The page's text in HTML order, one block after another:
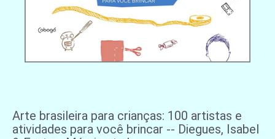
Arte brasileira para crianças: 100 artistas e
atividades para você brincar -- Diegues, Isabel